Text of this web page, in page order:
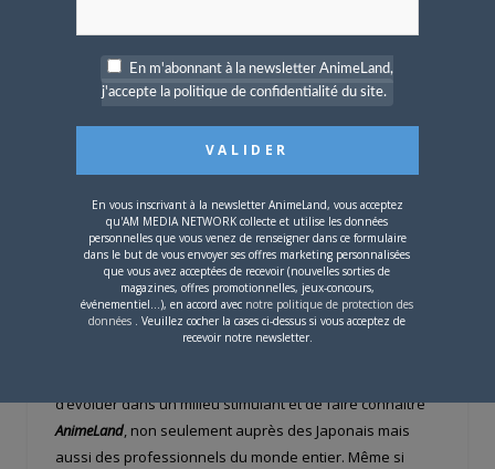
Outre les petits fours, c’était surtout l’occasion de croiser
générations qui célèbre autant le talent unanimement
reconnu que la vivacité de la nouvelle génération a
quelque chose de rassurant. Ce qui nous est cher est
appelé à être transmis autant que renouvelé.
d’évoluer dans un milieu stimulant et de faire connaître
AnimeLand, non seulement auprès des Japonais mais
aussi des professionnels du monde entier. Même si
En m'abonnant à la newsletter AnimeLand,
j'accepte la politique de confidentialité du site.
En vous inscrivant à la newsletter AnimeLand, vous acceptez
qu'AM MEDIA NETWORK collecte et utilise les données
personnelles que vous venez de renseigner dans ce formulaire
dans le but de vous envoyer ses offres marketing personnalisées
que vous avez acceptées de recevoir (nouvelles sorties de
magazines, offres promotionnelles, jeux-concours,
événementiel...), en accord avec notre politique de protection des
données . Veuillez cocher la cases ci-dessus si vous acceptez de
recevoir notre newsletter.